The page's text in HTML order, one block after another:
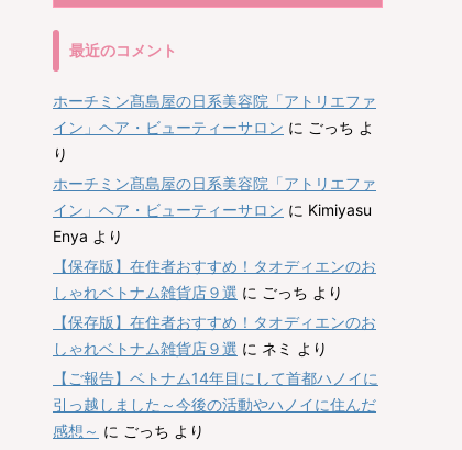
最近のコメント
ホーチミン髙島屋の日系美容院「アトリエファ
イン」ヘア・ビューティーサロン に ごっち よ
り
ホーチミン髙島屋の日系美容院「アトリエファ
イン」ヘア・ビューティーサロン に Kimiyasu
Enya より
【保存版】在住者おすすめ！タオディエンのお
しゃれベトナム雑貨店９選 に ごっち より
【保存版】在住者おすすめ！タオディエンのお
しゃれベトナム雑貨店９選 に ネミ より
【ご報告】ベトナム14年目にして首都ハノイに
引っ越しました～今後の活動やハノイに住んだ
感想～ に ごっち より